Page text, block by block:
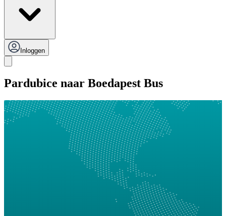
Inloggen
Pardubice naar Boedapest Bus